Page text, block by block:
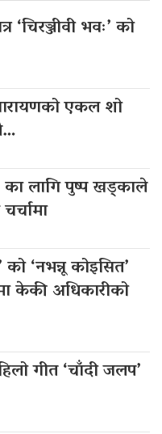
भवः’ को
एकल शो
का लागि पुष्प खड्काले
को ‘नभन्नू कोइसित’
केकी अधिकारीको
गीत ‘चाँदी जलप’